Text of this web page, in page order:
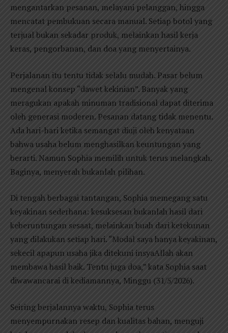
mengantarkan pesanan, melayani pelanggan, hingga
mencatat pembukuan secara manual. Setiap botol yang
terjual bukan sekadar produk, melainkan hasil kerja
keras, pengorbanan, dan doa yang menyertainya.
Perjalanan itu tentu tidak selalu mudah. Pasar belum
mengenal konsep “dawet kekinian”. Banyak yang
meragukan apakah minuman tradisional dapat diterima
oleh generasi moderen. Pesanan datang tidak menentu.
Ada hari-hari ketika semangat diuji oleh kenyataan
bahwa usaha belum menghasilkan keuntungan yang
berarti. Namun Sophia memilih untuk terus melangkah.
Baginya, menyerah bukanlah pilihan.
Di tengah berbagai tantangan, Sophia memegang satu
keyakinan sederhana: kesuksesan bukanlah hasil dari
keberuntungan sesaat, melainkan buah dari ketekunan
yang dilakukan setiap hari. “Modal saya hanya keyakinan,
sekecil apapun usaha jika ditekuni insyaAllah akan
membawa hasil baik. Tentu juga doa,” kata Sophia saat
diwawancarai di kediamannya, Minggu (31/5/2026).
Seiring berjalannya waktu, Sophia terus
menyempurnakan resep dan kualitas bahan, menguji